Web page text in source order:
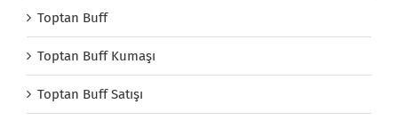
Toptan Buff
Toptan Buff Kumaşı
Toptan Buff Satışı